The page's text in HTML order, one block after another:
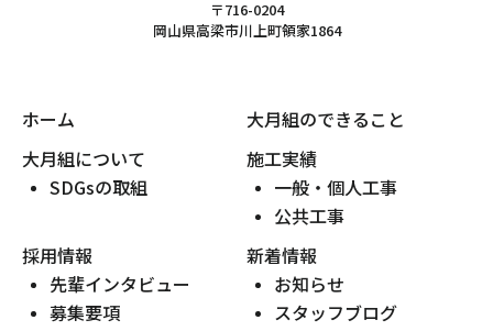
〒716-0204
岡山県高梁市川上町領家1864
ホーム
大月組のできること
大月組について
SDGsの取組
施工実績
一般・個人工事
公共工事
採用情報
先輩インタビュー
募集要項
新着情報
お知らせ
スタッフブログ